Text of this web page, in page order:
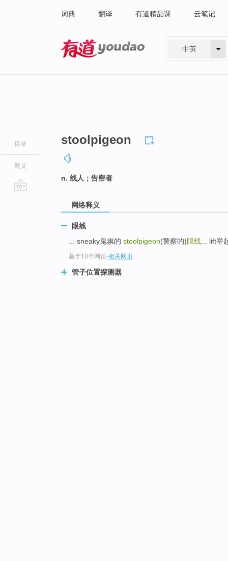
词典 翻译 有道精品课 云笔记
中英
目录
释义
stoolpigeon
n. 线人；告密者
网络释义
眼线
... sneaky鬼祟的 stoolpigeon(警察的)眼线 ... lift举
基于10个网页-相关网页
管子位置探测器